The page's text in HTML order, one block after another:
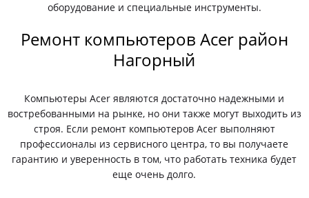
оборудование и специальные инструменты.
Ремонт компьютеров Acer район
Нагорный
Компьютеры Acer являются достаточно надежными и
востребованными на рынке, но они также могут выходить из
строя. Если ремонт компьютеров Acer выполняют
профессионалы из сервисного центра, то вы получаете
гарантию и уверенность в том, что работать техника будет
еще очень долго.